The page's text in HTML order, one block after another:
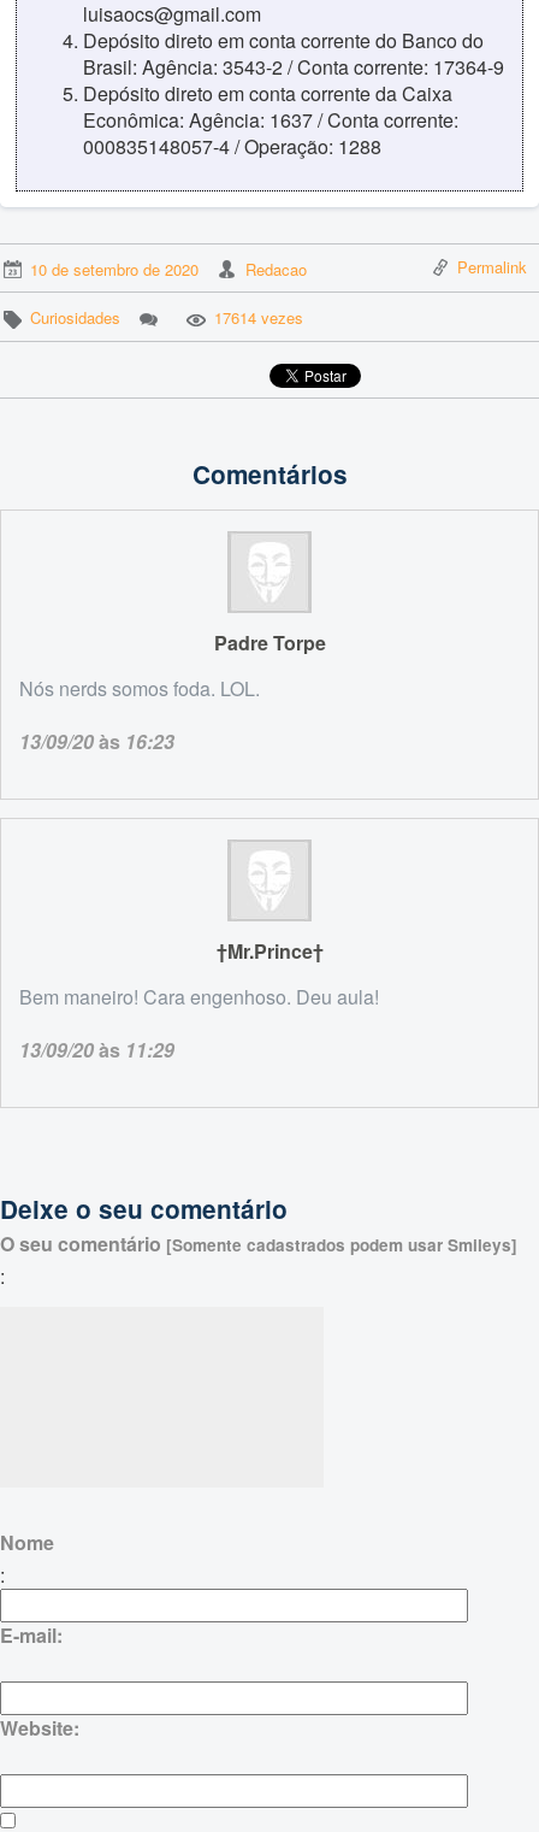
luisaocs@gmail.com
Depósito direto em conta corrente do Banco do
Brasil: Agência: 3543-2 / Conta corrente: 17364-9
Depósito direto em conta corrente da Caixa
Econômica: Agência: 1637 / Conta corrente:
000835148057-4 / Operação: 1288
10 de setembro de 2020 Redacao Permalink
Curiosidades 17614 vezes
Comentários
Padre Torpe
Nós nerds somos foda. LOL.
13/09/20às 16:23
†Mr.Prince†
Bem maneiro! Cara engenhoso. Deu aula!
13/09/20às 11:29
Deixe o seu comentário
O seu comentário [Somente cadastrados podem usar Smileys]
:
Nome
:
E-mail:
Website: